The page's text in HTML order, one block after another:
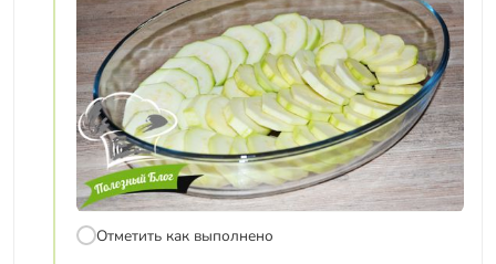
Отметить как выполнено